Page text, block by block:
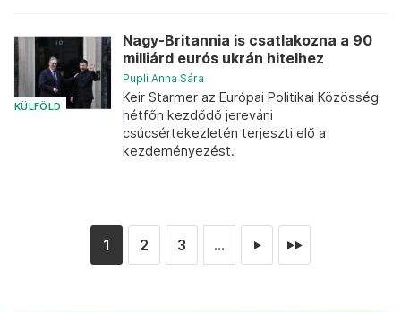
KÜLFÖLD
Nagy-Britannia is csatlakozna a 90
milliárd eurós ukrán hitelhez
Pupli Anna Sára
Keir Starmer az Európai Politikai Közösség
hétfőn kezdődő jereváni
csúcsértekezletén terjeszti elő a
kezdeményezést.
1 2 3 ... ► ►►